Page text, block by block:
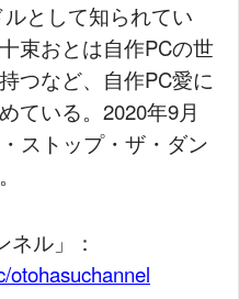
として知られてい
束おとは自作PCの世
つなど、自作PC愛に
ている。2020年9月
ストップ・ザ・ダン
ネル」：
otohasuchannel